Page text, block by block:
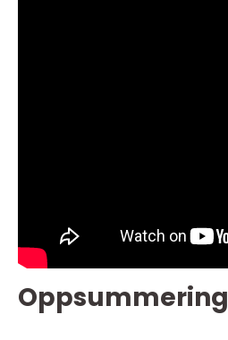
Oppsummering